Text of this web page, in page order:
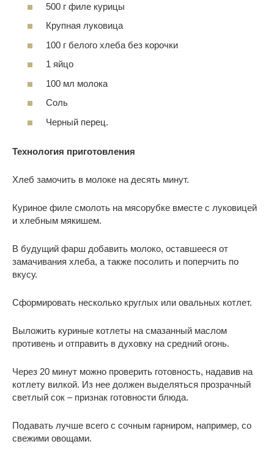
500 г филе курицы
Крупная луковица
100 г белого хлеба без корочки
1 яйцо
100 мл молока
Соль
Черный перец.
Технология приготовления
Хлеб замочить в молоке на десять минут.
Куриное филе смолоть на мясорубке вместе с луковицей
и хлебным мякишем.
В будущий фарш добавить молоко, оставшееся от
замачивания хлеба, а также посолить и поперчить по
вкусу.
Сформировать несколько круглых или овальных котлет.
Выложить куриные котлеты на смазанный маслом
противень и отправить в духовку на средний огонь.
Через 20 минут можно проверить готовность, надавив на
котлету вилкой. Из нее должен выделяться прозрачный
светлый сок – признак готовности блюда.
Подавать лучше всего с сочным гарниром, например, со
свежими овощами.